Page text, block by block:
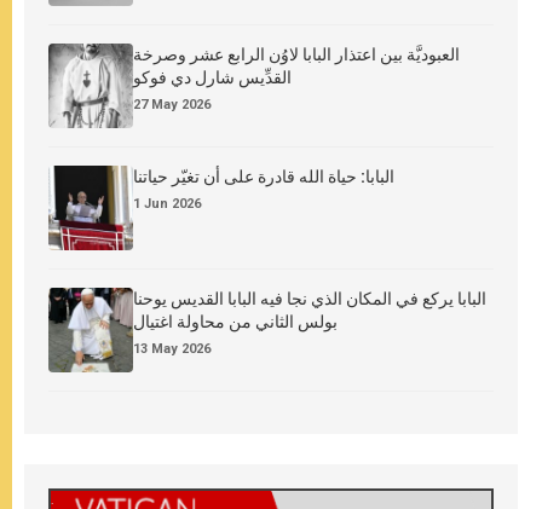
العبوديَّة بين اعتذار البابا لاوُن الرابع عشر وصرخة
القدِّيس شارل دي فوكو
27 May 2026
البابا: حياة الله قادرة على أن تغيّر حياتنا
1 Jun 2026
البابا يركع في المكان الذي نجا فيه البابا القديس يوحنا
بولس الثاني من محاولة اغتيال
13 May 2026